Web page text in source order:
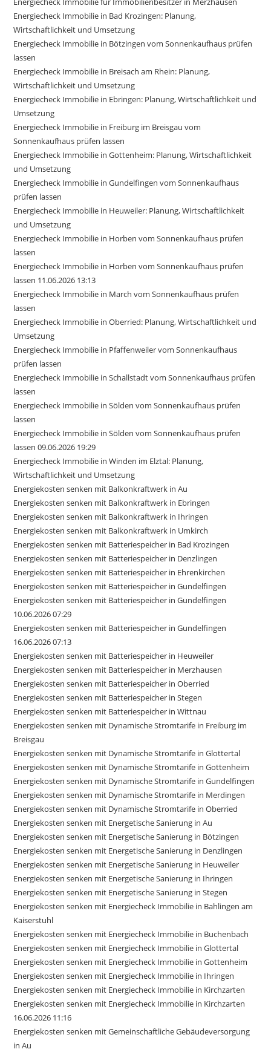
Energiecheck Immobilie in Bad Krozingen: Planung,
Wirtschaftlichkeit und Umsetzung
Energiecheck Immobilie in Bötzingen vom Sonnenkaufhaus prüfen
lassen
Energiecheck Immobilie in Breisach am Rhein: Planung,
Wirtschaftlichkeit und Umsetzung
Energiecheck Immobilie in Ebringen: Planung, Wirtschaftlichkeit und
Umsetzung
Energiecheck Immobilie in Freiburg im Breisgau vom
Sonnenkaufhaus prüfen lassen
Energiecheck Immobilie in Gottenheim: Planung, Wirtschaftlichkeit
und Umsetzung
Energiecheck Immobilie in Gundelfingen vom Sonnenkaufhaus
prüfen lassen
Energiecheck Immobilie in Heuweiler: Planung, Wirtschaftlichkeit
und Umsetzung
Energiecheck Immobilie in Horben vom Sonnenkaufhaus prüfen
lassen
Energiecheck Immobilie in Horben vom Sonnenkaufhaus prüfen
lassen 11.06.2026 13:13
Energiecheck Immobilie in March vom Sonnenkaufhaus prüfen
lassen
Energiecheck Immobilie in Oberried: Planung, Wirtschaftlichkeit und
Umsetzung
Energiecheck Immobilie in Pfaffenweiler vom Sonnenkaufhaus
prüfen lassen
Energiecheck Immobilie in Schallstadt vom Sonnenkaufhaus prüfen
lassen
Energiecheck Immobilie in Sölden vom Sonnenkaufhaus prüfen
lassen
Energiecheck Immobilie in Sölden vom Sonnenkaufhaus prüfen
lassen 09.06.2026 19:29
Energiecheck Immobilie in Winden im Elztal: Planung,
Wirtschaftlichkeit und Umsetzung
Energiekosten senken mit Balkonkraftwerk in Au
Energiekosten senken mit Balkonkraftwerk in Ebringen
Energiekosten senken mit Balkonkraftwerk in Ihringen
Energiekosten senken mit Balkonkraftwerk in Umkirch
Energiekosten senken mit Batteriespeicher in Bad Krozingen
Energiekosten senken mit Batteriespeicher in Denzlingen
Energiekosten senken mit Batteriespeicher in Ehrenkirchen
Energiekosten senken mit Batteriespeicher in Gundelfingen
Energiekosten senken mit Batteriespeicher in Gundelfingen
10.06.2026 07:29
Energiekosten senken mit Batteriespeicher in Gundelfingen
16.06.2026 07:13
Energiekosten senken mit Batteriespeicher in Heuweiler
Energiekosten senken mit Batteriespeicher in Merzhausen
Energiekosten senken mit Batteriespeicher in Oberried
Energiekosten senken mit Batteriespeicher in Stegen
Energiekosten senken mit Batteriespeicher in Wittnau
Energiekosten senken mit Dynamische Stromtarife in Freiburg im
Breisgau
Energiekosten senken mit Dynamische Stromtarife in Glottertal
Energiekosten senken mit Dynamische Stromtarife in Gottenheim
Energiekosten senken mit Dynamische Stromtarife in Gundelfingen
Energiekosten senken mit Dynamische Stromtarife in Merdingen
Energiekosten senken mit Dynamische Stromtarife in Oberried
Energiekosten senken mit Energetische Sanierung in Au
Energiekosten senken mit Energetische Sanierung in Bötzingen
Energiekosten senken mit Energetische Sanierung in Denzlingen
Energiekosten senken mit Energetische Sanierung in Heuweiler
Energiekosten senken mit Energetische Sanierung in Ihringen
Energiekosten senken mit Energetische Sanierung in Stegen
Energiekosten senken mit Energiecheck Immobilie in Bahlingen am
Kaiserstuhl
Energiekosten senken mit Energiecheck Immobilie in Buchenbach
Energiekosten senken mit Energiecheck Immobilie in Glottertal
Energiekosten senken mit Energiecheck Immobilie in Gottenheim
Energiekosten senken mit Energiecheck Immobilie in Ihringen
Energiekosten senken mit Energiecheck Immobilie in Kirchzarten
Energiekosten senken mit Energiecheck Immobilie in Kirchzarten
16.06.2026 11:16
Energiekosten senken mit Gemeinschaftliche Gebäudeversorgung
in Au